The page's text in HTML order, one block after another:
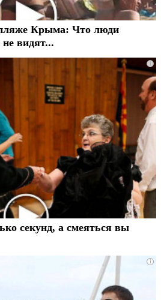
Крыма: Что люди
видят...
i
секунд, а смеяться вы
i